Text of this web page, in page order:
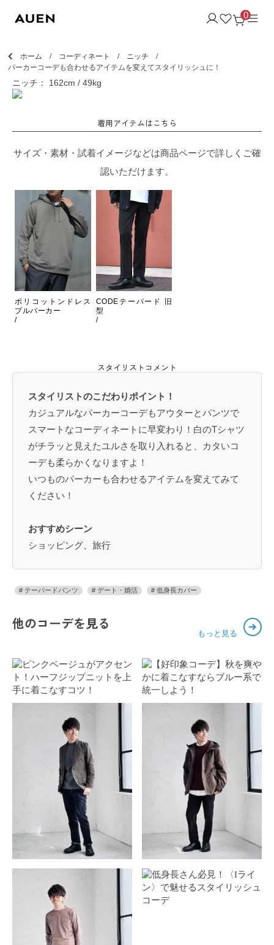
0
ホーム コーディネート
ニッチ
パーカーコーデも合わせるアイテムを変えてスタイリッシュに！
ニッチ： 162cm / 49kg
着用アイテムはこちら
サイズ・素材・試着イメージなどは商品ページで詳しくご確
認いただけます。
ポリコットンドレス
プルパーカー
/
CODEテーパード 旧
型
/
スタイリストコメント
スタイリストのこだわりポイント！
カジュアルなパーカーコーデもアウターとパンツで
スマートなコーディネートに早変わり！白のTシャツ
がチラッと見えたユルさを取り入れると、カタいコ
ーデも柔らかくなりますよ！
いつものパーカーも合わせるアイテムを変えてみて
ください！
おすすめシーン
ショッピング、旅行
テーパードパンツ デート・婚活 低身長カバー
他のコーデを見る
もっと見る